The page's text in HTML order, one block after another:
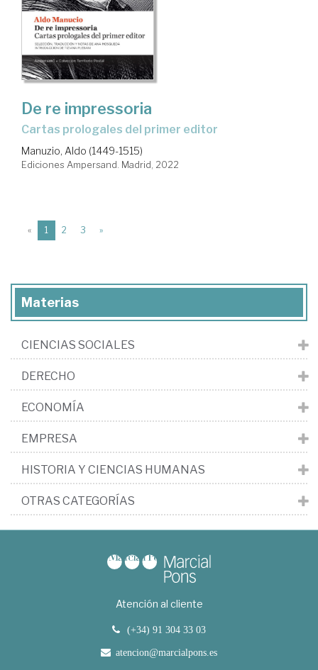
De re impressoria
cartas prologales del primer editor
Manuzio, Aldo (1449-1515)
Ediciones Ampersand. Madrid, 2022
« 1 (current)
2 3 »
Materias
CIENCIAS SOCIALES
DERECHO
ECONOMÍA
EMPRESA
HISTORIA Y CIENCIAS HUMANAS
OTRAS CATEGORÍAS
Atención al cliente
(+34) 91 304 33 03
atencion@marcialpons.es